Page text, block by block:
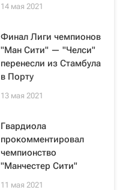
14 мая 2021
Финал Лиги чемпионов
"Ман Сити" — "Челси"
перенесли из Стамбула
в Порту
13 мая 2021
Гвардиола
прокомментировал
чемпионство
"Манчестер Сити"
11 мая 2021